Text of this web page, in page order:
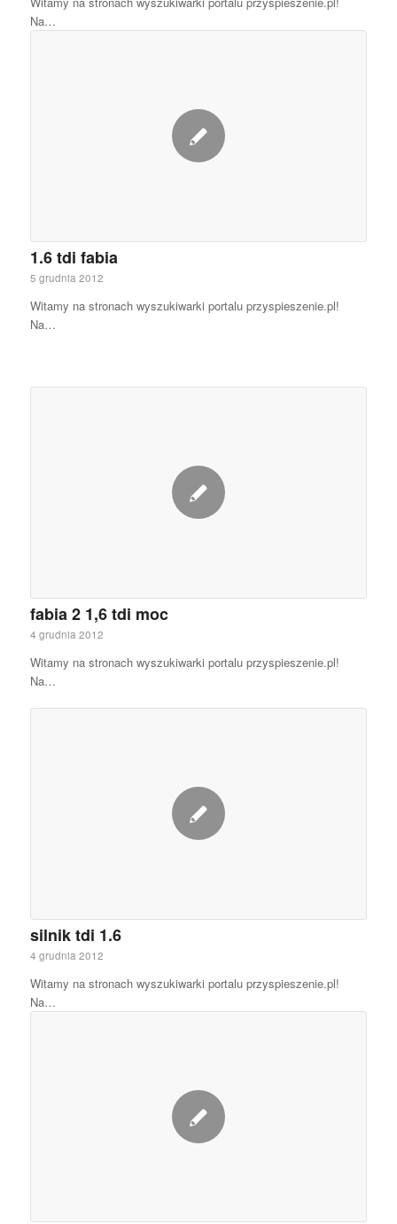
Na…
1.6 tdi fabia
5 grudnia 2012
Witamy na stronach wyszukiwarki portalu przyspieszenie.pl!
Na…
fabia 2 1,6 tdi moc
4 grudnia 2012
Witamy na stronach wyszukiwarki portalu przyspieszenie.pl!
Na…
silnik tdi 1.6
4 grudnia 2012
Witamy na stronach wyszukiwarki portalu przyspieszenie.pl!
Na…